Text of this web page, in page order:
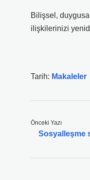
Bilişsel,
ilişkilerinizi
Tarih: Makaleler
Önceki Yazı
Sosyalleşme